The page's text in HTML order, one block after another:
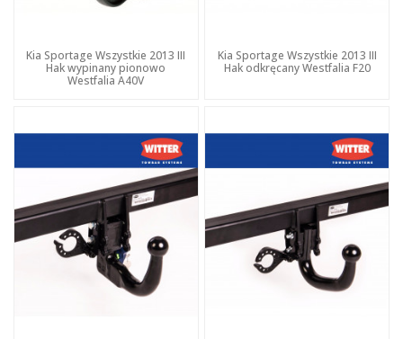
Kia Sportage Wszystkie 2013 III
Hak wypinany pionowo
Westfalia A40V
Kia Sportage Wszystkie 2013 III
Hak odkręcany Westfalia F20